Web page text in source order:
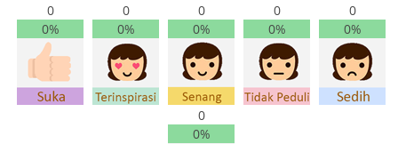
0
0%
0
0%
0
0%
0
0%
0
0%
0
0%